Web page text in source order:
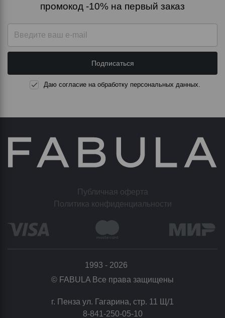
промокод -10% на первый заказ
Подписаться
Даю согласие на обработку персональных данных.
Публичная оферта
Политика конфиденциальности
1993 - 2026
© FABULA Все права защищены
г. Пенза ул. Гагарина, стр. 11 Щ/1
8-841-250-05-10